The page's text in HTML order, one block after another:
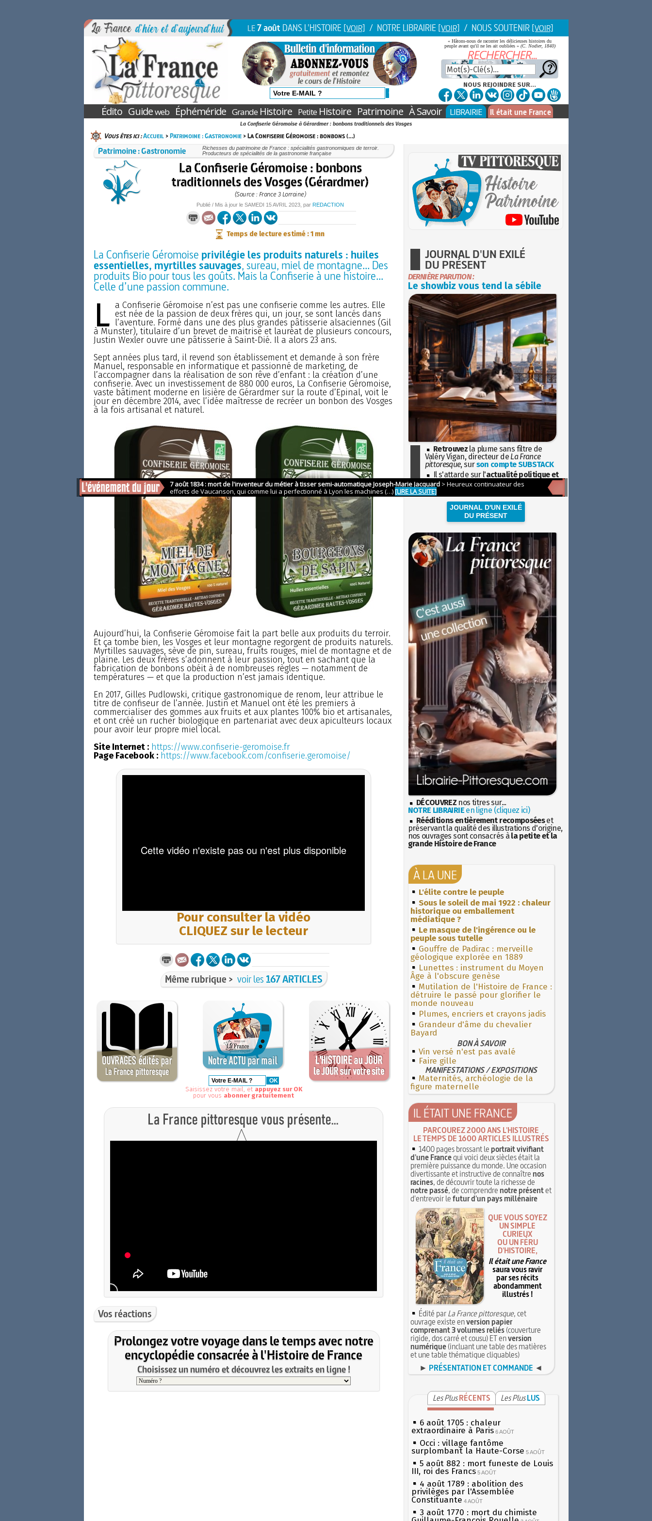
LE7 août DANS L'HISTOIRE [VOIR] / NOTRE LIBRAIRIE [VOIR] / NOUS SOUTENIR [VOIR]
« Hâtons-nous de raconter les délicieuses histoires du
peuple avant qu'il ne les ait oubliées » (C. Nodier, 1840)
NOUS REJOINDRE SUR...
Édito Guideweb Éphéméride GrandeHistoire PetiteHistoire Patrimoine À Savoir LIBRAIRIE Il était une France
La Confiserie Géromoise à Gérardmer : bonbons traditionnels des Vosges
Vous êtes ici :Accueil>Patrimoine : Gastronomie> La Confiserie Géromoise : bonbons (…)
Patrimoine : Gastronomie
Richesses du patrimoine de France : spécialités gastronomiques de terroir.
Producteurs de spécialités de la gastronomie française
La Confiserie Géromoise : bonbons
traditionnels des Vosges (Gérardmer)
(Source : France 3 Lorraine)
Publié / Mis à jour le SAMEDI 15 AVRIL 2023 , par REDACTION
Temps de lecture estimé : 1 mn
La Confiserie Géromoise privilégie les produits naturels : huiles
essentielles, myrtilles sauvages, sureau, miel de montagne... Des
produits Bio pour tous les goûts. Mais la Confiserie à une histoire...
Celle d’une passion commune.
L a Confiserie Géromoise n’est pas une confiserie comme les autres. Elle
est née de la passion de deux frères qui, un jour, se sont lancés dans
l’aventure. Formé dans une des plus grandes pâtisserie alsaciennes (Gil
à Munster), titulaire d’un brevet de maitrise et lauréat de plusieurs concours,
Justin Wexler ouvre une pâtisserie à Saint-Dié. Il a alors 23 ans.
Sept années plus tard, il revend son établissement et demande à son frère
Manuel, responsable en informatique et passionné de marketing, de
l’accompagner dans la réalisation de son rêve d’enfant : la création d’une
confiserie. Avec un investissement de 880 000 euros, La Confiserie Géromoise,
vaste bâtiment moderne en lisière de Gérardmer sur la route d’Epinal, voit le
jour en décembre 2014, avec l’idée maîtresse de recréer un bonbon des Vosges
à la fois artisanal et naturel.
Aujourd’hui, la Confiserie Géromoise fait la part belle aux produits du terroir.
Et ça tombe bien, les Vosges et leur montagne regorgent de produits naturels.
Myrtilles sauvages, sève de pin, sureau, fruits rouges, miel de montagne et de
plaine. Les deux frères s’adonnent à leur passion, tout en sachant que la
fabrication de bonbons obéit à de nombreuses règles — notamment de
températures — et que la production n’est jamais identique.
En 2017, Gilles Pudlowski, critique gastronomique de renom, leur attribue le
titre de confiseur de l’année. Justin et Manuel ont été les premiers à
commercialiser des gommes aux fruits et aux plantes 100% bio et artisanales,
et ont créé un rucher biologique en partenariat avec deux apiculteurs locaux
pour avoir leur propre miel local.
Site Internet : https://www.confiserie-geromoise.fr
Page Facebook : https://www.facebook.com/confiserie.geromoise/
Pour consulter la vidéo
CLIQUEZ sur le lecteur
Même rubrique > voir les 167 ARTICLES
Saisissez votre mail, et appuyez sur OK
pour vous abonner gratuitement
Vos réactions
Prolongez votre voyage dans le temps avec notre
encyclopédie consacrée à l'Histoire de France
Choisissez un numéro et découvrez les extraits en ligne !
JOURNAL D'UN EXILÉ
DU PRÉSENT
DERNIÈRE PARUTION :
Le showbiz vous tend la sébile
Retrouvez la plume sans filtre de
Valéry Vigan, directeur de La France
pittoresque, surson compte SUBSTACK
Il s'attarde sur l'actualité politique et
sociétaleavec la hauteur de vue de
l'Histoire
JOURNAL D'UN EXILÉ
DU PRÉSENT
DÉCOUVREZ nos titres sur...
NOTRE LIBRAIRIEen ligne (cliquez ici)
Rééditions entièrement recomposéeset
préservant la qualité des illustrations d'origine,
nos ouvrages sont consacrés à la petite et la
grande Histoire de France
À LA UNE
L'élite contre le peuple
Sous le soleil de mai 1922 : chaleur
historique ou emballement
médiatique ?
Le masque de l'ingérence ou le
peuple sous tutelle
Gouffre de Padirac : merveille
géologique explorée en 1889
Lunettes : instrument du Moyen
Âge à l'obscure genèse
Mutilation de l'Histoire de France :
détruire le passé pour glorifier le
monde nouveau
Plumes, encriers et crayons jadis
Grandeur d'âme du chevalier
Bayard
BON À SAVOIR
Vin versé n'est pas avalé
Faire gille
MANIFESTATIONS / EXPOSITIONS
Maternités, archéologie de la
figure maternelle
IL ÉTAIT UNE FRANCE
PARCOUREZ 2000 ANS L'HISTOIRE
LE TEMPS DE 1600 ARTICLES ILLUSTRÉS
1400 pages brossant leportrait vivifiant
d'une Francequi voici deux siècles était la
première puissance du monde. Une occasion
divertissante et instructive de connaîtrenos
racines, de découvrir toute la richesse de
notre passé, de comprendrenotre présentet
d'entrevoir lefutur d'un pays millénaire
QUE VOUS SOYEZ
UN SIMPLE
CURIEUX
OU UN FÉRU
D'HISTOIRE,
Il était une France
saura vous ravir
par ses récits
abondamment
illustrés !
Édité parLa France pittoresque, cet
ouvrage existe enversion papier
comprenant 3 volumes reliés(couverture
rigide, dos carré et cousu) ET enversion
numérique(incluant une table des matières
et une table thématique cliquables)
► PRÉSENTATION ET COMMANDE ◄
Les Plus RÉCENTS Les Plus LUS
6 août 1705 : chaleur
extraordinaire à Paris 6 AOÛT
Occi : village fantôme
surplombant la Haute-Corse 5 AOÛT
5 août 882 : mort funeste de Louis
III, roi des Francs 5 AOÛT
4 août 1789 : abolition des
privilèges par l'Assemblée
Constituante 4 AOÛT
3 août 1770 : mort du chimiste